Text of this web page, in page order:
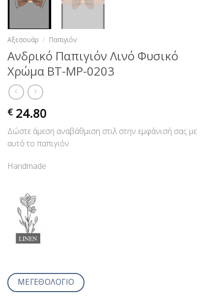
Αξεσουάρ / Παπιγιόν
Ανδρικό Παπιγιόν Λινό Φυσικό
Χρώμα BT-MP-0203
€ 24.80
Δώστε άμεση αναβάθμιση στιλ στην εμφάνισή σας με
αυτό το παπιγιόν.
Handmade
ΜΕΓΕΘΟΛΟΓΙΟ